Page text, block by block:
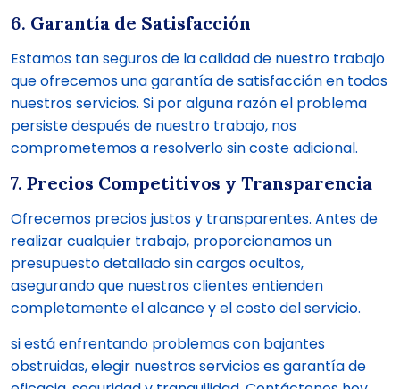
6. Garantía de Satisfacción
Estamos tan seguros de la calidad de nuestro trabajo
que ofrecemos una garantía de satisfacción en todos
nuestros servicios. Si por alguna razón el problema
persiste después de nuestro trabajo, nos
comprometemos a resolverlo sin coste adicional.
7. Precios Competitivos y Transparencia
Ofrecemos precios justos y transparentes. Antes de
realizar cualquier trabajo, proporcionamos un
presupuesto detallado sin cargos ocultos,
asegurando que nuestros clientes entienden
completamente el alcance y el costo del servicio.
si está enfrentando problemas con bajantes
obstruidas, elegir nuestros servicios es garantía de